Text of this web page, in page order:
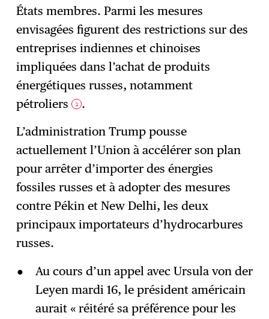
États membres. Parmi les mesures
envisagées figurent des restrictions sur des
entreprises indiennes et chinoises
impliquées dans l’achat de produits
énergétiques russes, notamment
pétroliers 1 .
L’administration Trump pousse
actuellement l’Union à accélérer son plan
pour arrêter d’importer des énergies
fossiles russes et à adopter des mesures
contre Pékin et New Delhi, les deux
principaux importateurs d’hydrocarbures
russes.
Au cours d’un appel avec Ursula von der
Leyen mardi 16, le président américain
aurait « réitéré sa préférence pour les